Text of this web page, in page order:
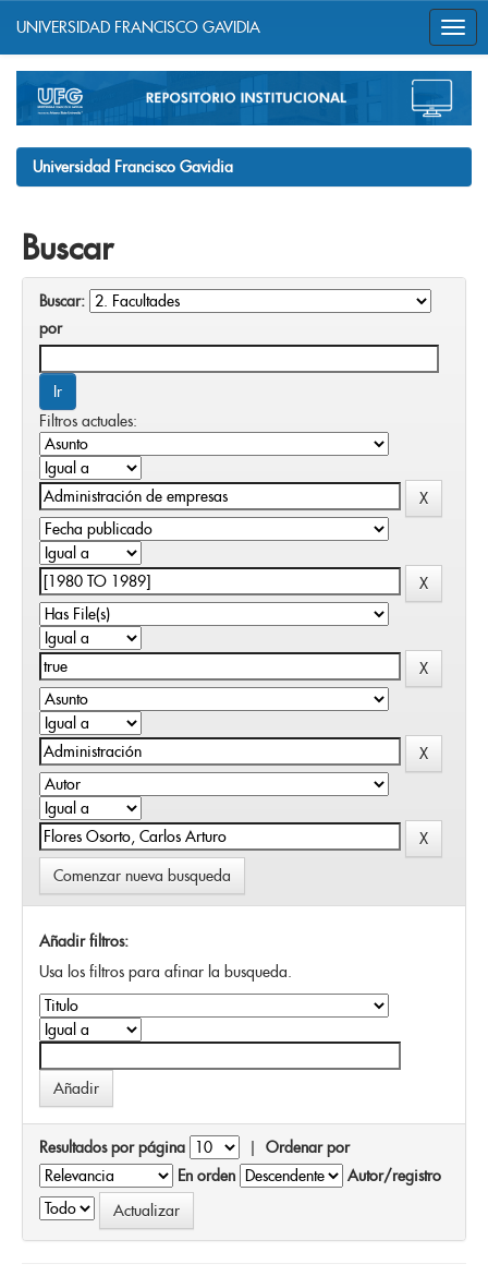
navigation
UNIVERSIDAD FRANCISCO GAVIDIA
Universidad Francisco Gavidia
Buscar
Buscar:
por
Filtros actuales:
Comenzar nueva busqueda
Añadir filtros:
Usa los filtros para afinar la busqueda.
Resultados por página | Ordenar por
En orden
Autor/registro